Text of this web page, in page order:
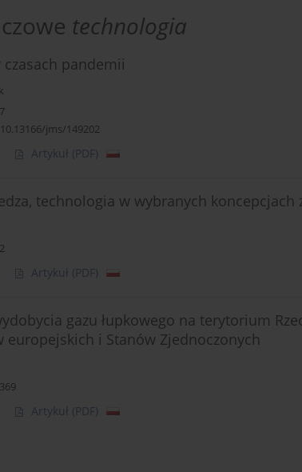
technologia
pandemii
jms/149202
Artykuł (PDF)
technologia w wybranych koncepcjach
Artykuł (PDF)
gazu łupkowego na terytorium
europejskich i Stanów Zjednoczonych
Artykuł (PDF)